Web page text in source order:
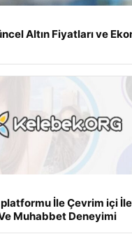
Altın Fiyatları ve
İle Çevrim içi
Muhabbet Deneyimi